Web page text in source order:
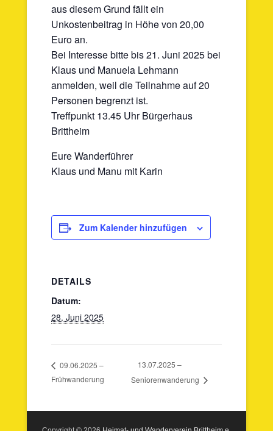
aus diesem Grund fällt ein
Unkostenbeitrag in Höhe von 20,00
Euro an.
Bei Interesse bitte bis 21. Juni 2025 bei
Klaus und Manuela Lehmann
anmelden, weil die Teilnahme auf 20
Personen begrenzt ist.
Treffpunkt 13.45 Uhr Bürgerhaus
Brittheim
Eure Wanderführer
Klaus und Manu mit Karin
Zum Kalender hinzufügen
DETAILS
Datum:
28. Juni 2025
09.06.2025 –
Frühwanderung
13.07.2025 –
Seniorenwanderung